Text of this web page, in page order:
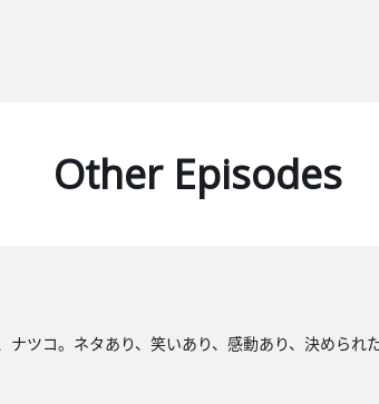
Other Episodes
ツコ。ネタあり、笑いあり、感動あり、決められ